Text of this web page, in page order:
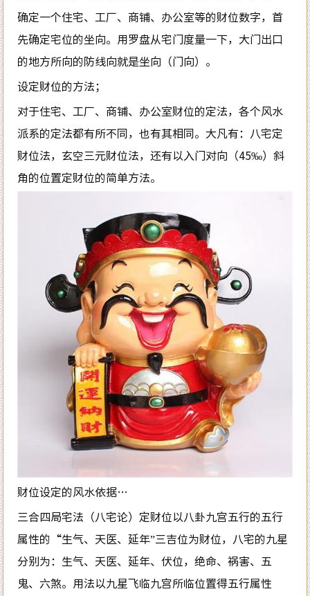
确定一个住宅、工厂、商铺、办公室等的财位数字，首
先确定宅位的坐向。用罗盘从宅门度量一下，大门出口
的地方所向的防线向就是坐向（门向）。
设定财位的方法；
对于住宅、工厂、商铺、办公室财位的定法，各个风水
派系的定法都有所不同，也有其相同。大凡有：八宅定
财位法，玄空三元财位法，还有以入门对向（45‰）斜
角的位置定财位的简单方法。
财位设定的风水依据…
三合四局宅法（八宅论）定财位以八卦九宫五行的五行
属性的“生气、天医、延年”三吉位为财位，八宅的九星
分别为：生气、天医、延年、伏位，绝命、祸害、五
鬼、六煞。用法以九星飞临九宫所临位置得五行属性